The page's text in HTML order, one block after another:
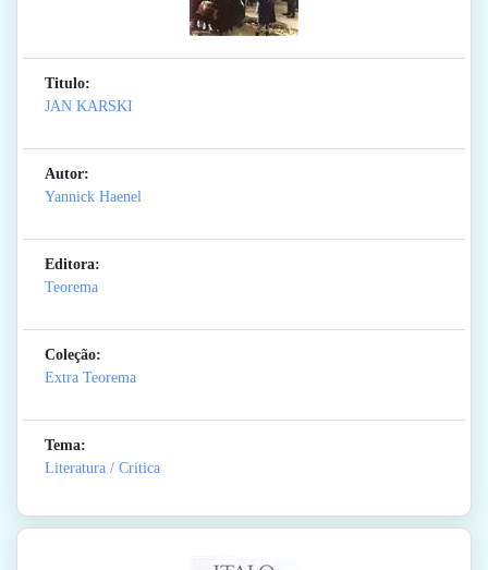
Titulo:
JAN KARSKI
Autor:
Yannick Haenel
Editora:
Teorema
Coleção:
Extra Teorema
Tema:
Literatura / Critica